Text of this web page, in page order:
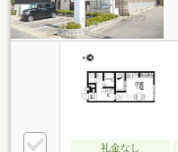
礼金なし